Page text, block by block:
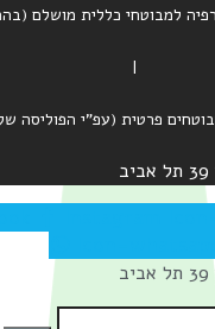
למבוטחי כללית מושלם
פרטית (עפ"י הפוליסה שלך)